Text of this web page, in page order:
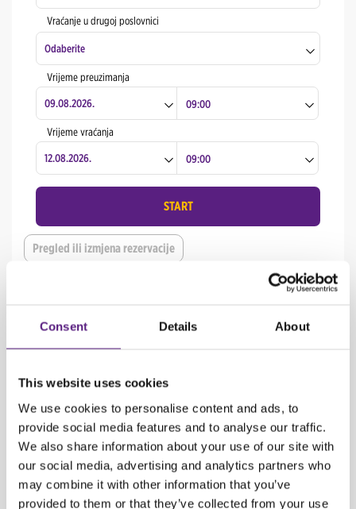
Consent Details About
This website uses cookies
We use cookies to personalise content and ads, to
provide social media features and to analyse our traffic.
We also share information about your use of our site with
our social media, advertising and analytics partners who
may combine it with other information that you’ve
provided to them or that they’ve collected from your use
Zagreb Centar
Zagreb zračna luka
Rijeka Centar
Split Centar
Split Zračna luka
Vraćanje u drugoj poslovnici
Odaberite
Zagreb Centar
Zagreb zračna luka
Rijeka Centar
Split Centar
Dubrovnik Centar
Dubrovnik Zračna luka
Vrijeme preuzimanja
Vrijeme vraćanja
START
Pregled ili izmjena rezervacije
D-UTORAKpostaje tvoj najdraži dan jer možeš iskoristiti čak20%
Rezervirajte vozilo online na carwiz.hr ili pozivom na broj +385 1 4094
444
Iskoristite 20% popusta na cijenu najma svih tipova vozila